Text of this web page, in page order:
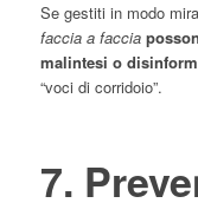
Se gestiti in modo
faccia a faccia
malintesi o
“voci di corridoio”.
7.